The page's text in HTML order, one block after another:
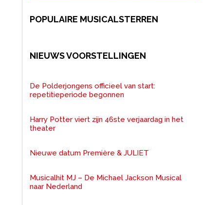
POPULAIRE MUSICALSTERREN
NIEUWS VOORSTELLINGEN
De Polderjongens officieel van start:
repetitieperiode begonnen
Harry Potter viert zijn 46ste verjaardag in het
theater
Nieuwe datum Première & JULIET
Musicalhit MJ – De Michael Jackson Musical
naar Nederland